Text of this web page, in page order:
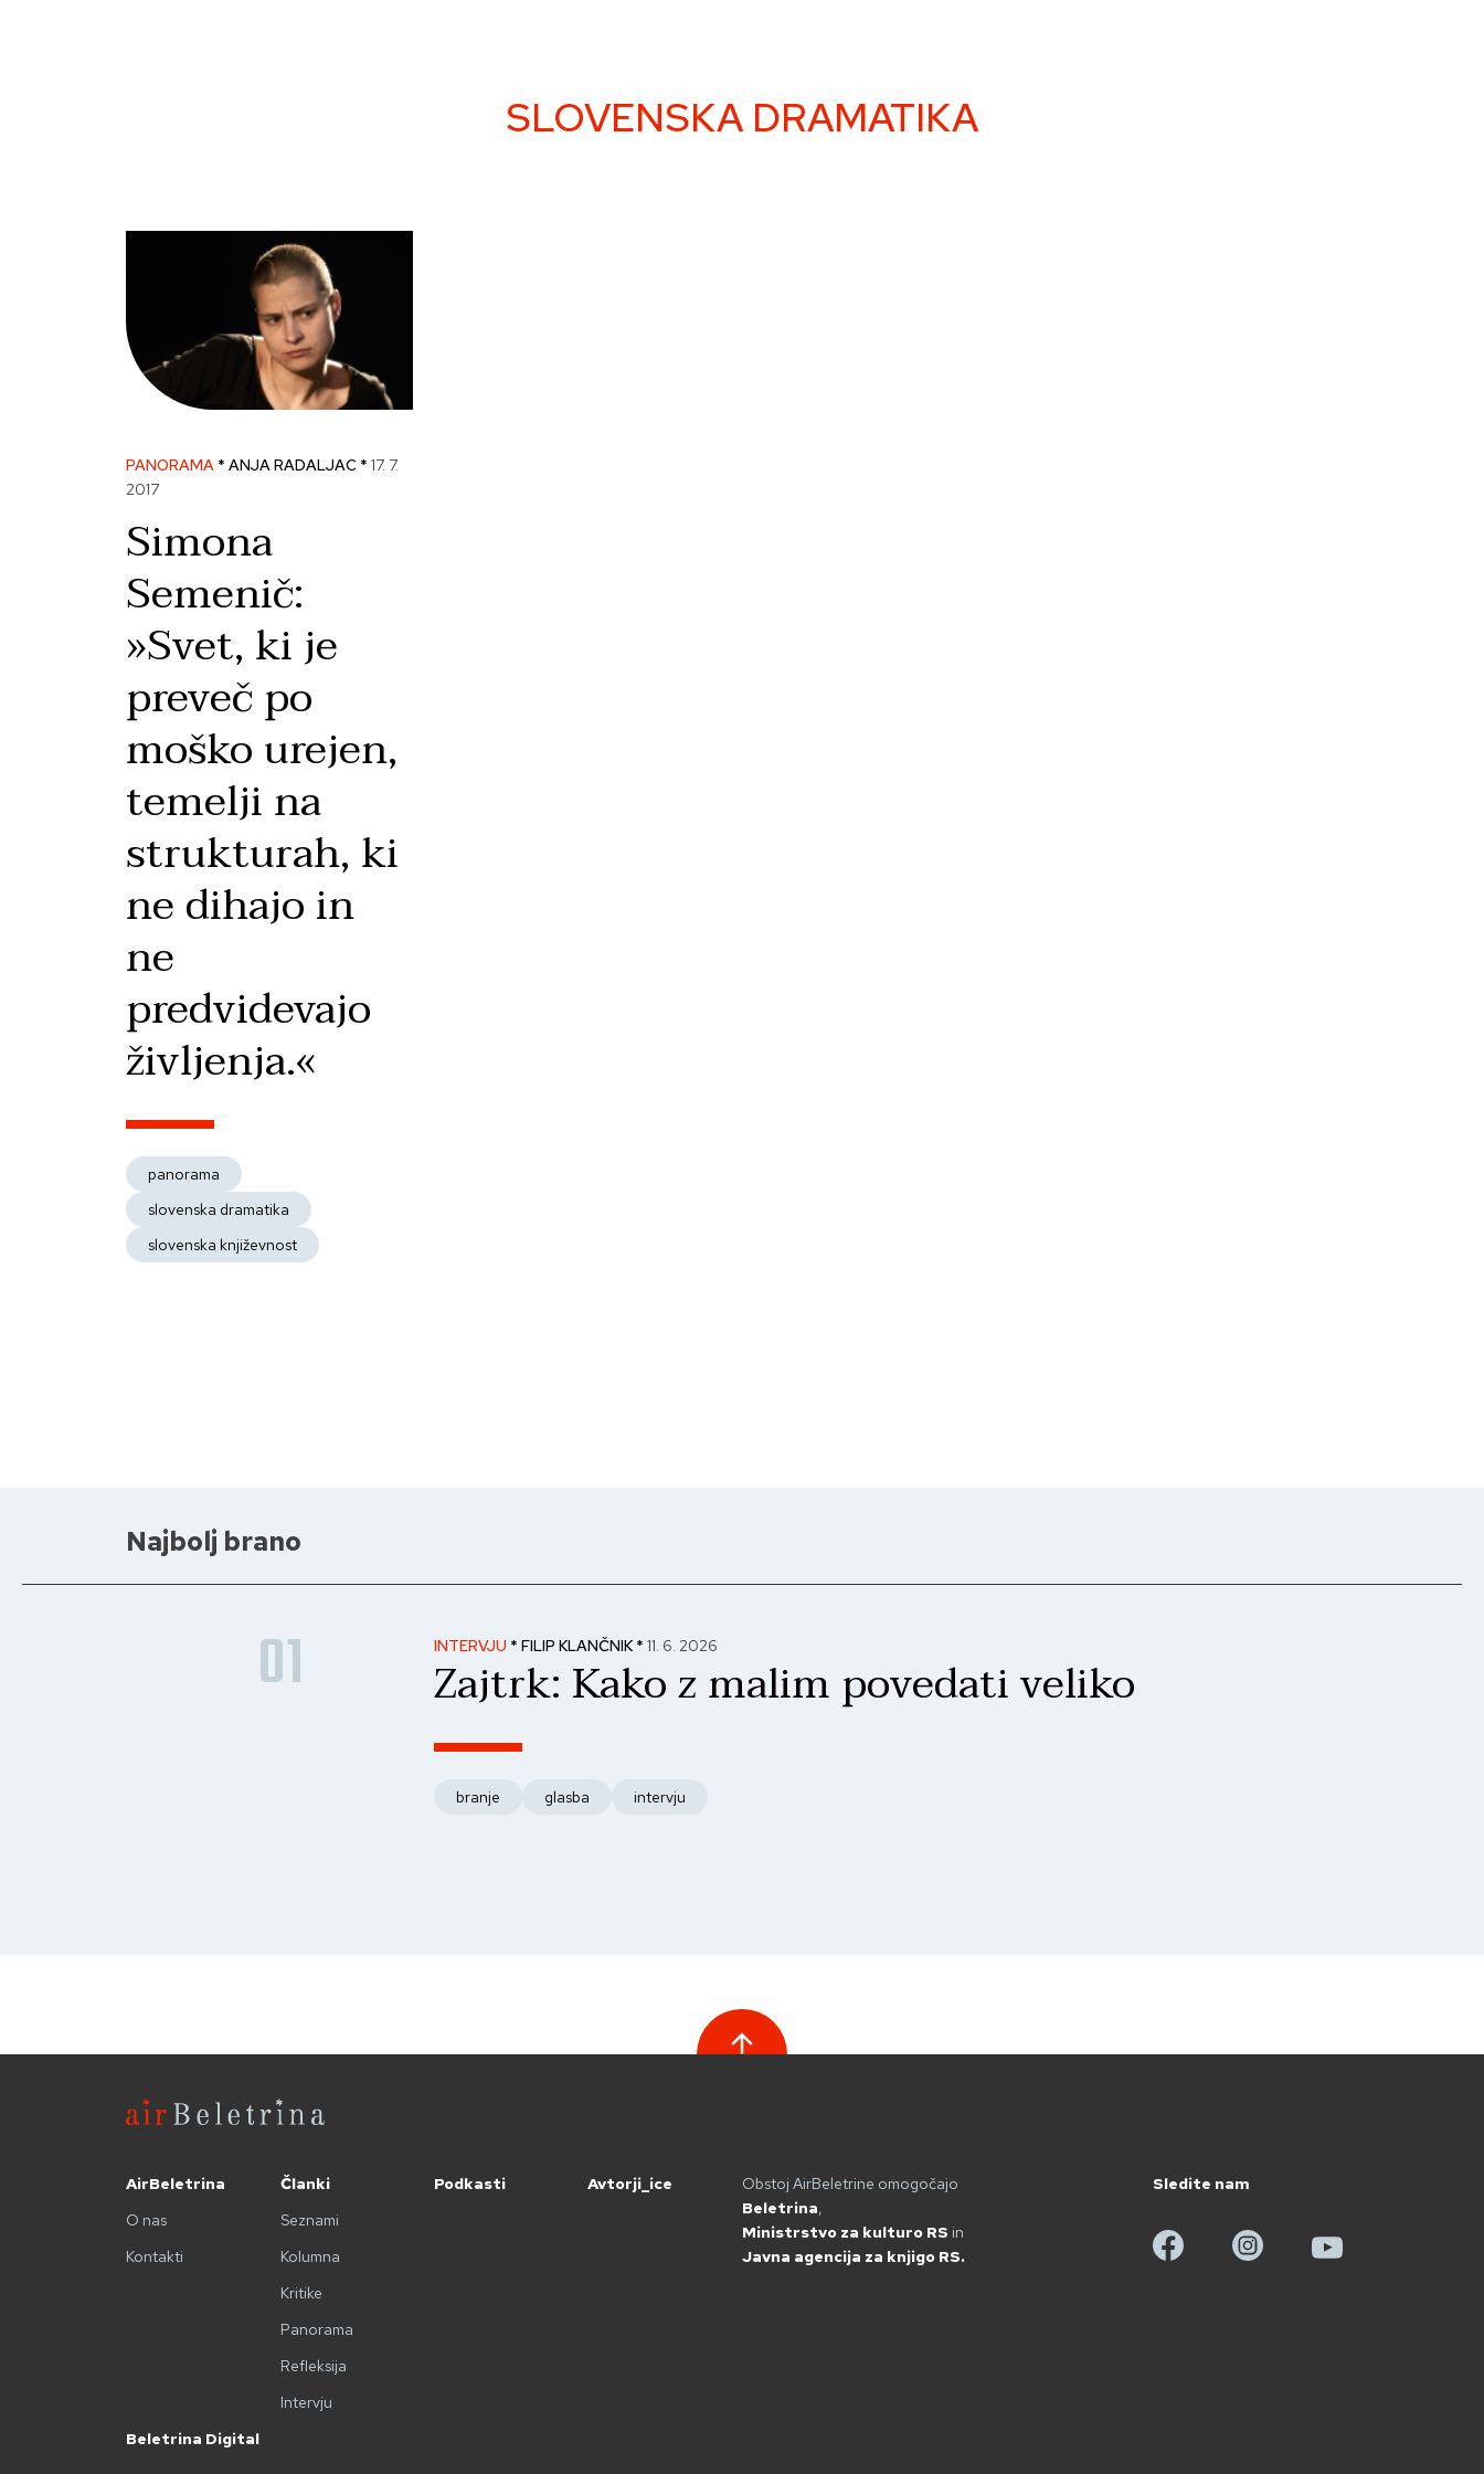
SLOVENSKA DRAMATIKA
PANORAMA * ANJA RADALJAC *17. 7.
2017
Simona
Semenič:
»Svet, ki je
preveč po
moško urejen,
temelji na
strukturah, ki
ne dihajo in
ne
predvidevajo
življenja.«
panorama
slovenska dramatika
slovenska književnost
Najbolj brano
01 INTERVJU * FILIP KLANČNIK *11. 6. 2026
Zajtrk: Kako z malim povedati veliko
branje glasba intervju
AirBeletrina
O nas
Kontakti
Članki
Seznami
Kolumna
Kritike
Panorama
Refleksija
Intervju
Podkasti Avtorji_ice
Beletrina Digital
Obstoj AirBeletrine omogočajo
Beletrina,
Ministrstvo za kulturo RS in
Javna agencija za knjigo RS.
Sledite nam